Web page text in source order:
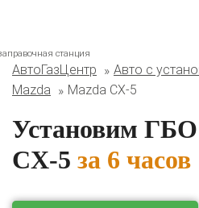
BMW Ford Geely
Lexus Mazda
АвтоГазЦентр
Авто с
Mazda
Mazda CX-5
Установим
CX-5 за 6 часов